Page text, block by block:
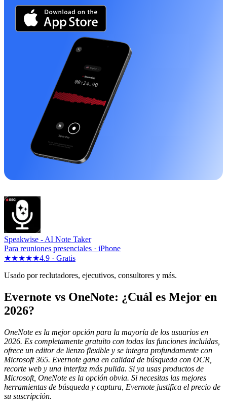
Speakwise - AI Note Taker
Para reuniones presenciales · iPhone
★★★★★4.9 · Gratis
Usado por reclutadores, ejecutivos, consultores y más.
Evernote vs OneNote: ¿Cuál es Mejor en
2026?
OneNote es la mejor opción para la mayoría de los usuarios en
2026. Es completamente gratuito con todas las funciones incluidas,
ofrece un editor de lienzo flexible y se integra profundamente con
Microsoft 365. Evernote gana en calidad de búsqueda con OCR,
recorte web y una interfaz más pulida. Si ya usas productos de
Microsoft, OneNote es la opción obvia. Si necesitas las mejores
herramientas de búsqueda y captura, Evernote justifica el precio de
su suscripción.